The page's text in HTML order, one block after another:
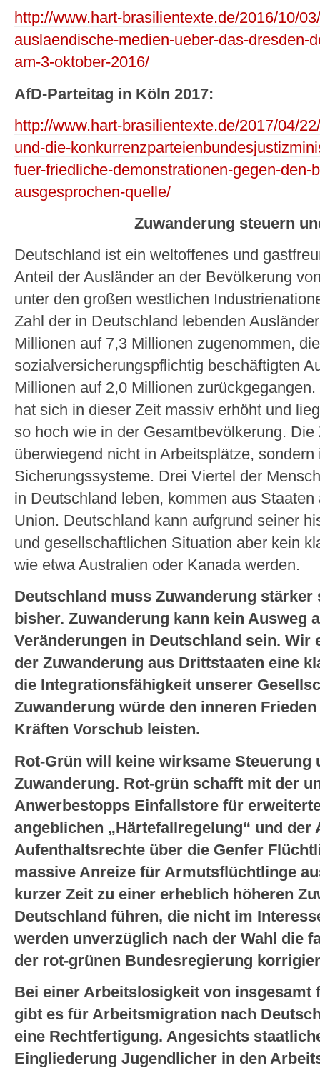
http://www.hart-brasilientexte.de/2016/10/
auslaendische-medien-ueber-das-dresden-
am-3-oktober-2016/
AfD-Parteitag in Köln 2017:
http://www.hart-brasilientexte.de/2017/04/
und-die-
fuer-friedliche-demonstrationen-gegen-den-
ausgesprochen-quelle/
Zuwanderung steuern
Deutschland ist ein weltoffenes und
Anteil der Ausländer an der Bevölkerung
unter den großen westlichen
Zahl der in Deutschland lebenden
Millionen auf 7,3 Millionen zugenommen,
sozialversicherungspflichtig beschäftigten
Millionen auf 2,0 Millionen
hat sich in dieser Zeit massiv erhöht und
so hoch wie in der Gesamtbevölkerung.
überwiegend nicht in Arbeitsplätze,
Sicherungssysteme. Drei Viertel der
in Deutschland leben, kommen aus
Union. Deutschland kann aufgrund seiner
und gesellschaftlichen Situation aber kein
wie etwa Australien oder Kanada werden.
Deutschland muss Zuwanderung stärker
bisher. Zuwanderung kann kein Ausweg
Veränderungen in Deutschland sein. Wir
der Zuwanderung aus Drittstaaten eine
die Integrationsfähigkeit unserer
Zuwanderung würde den inneren
Kräften Vorschub leisten.
Rot-Grün will keine wirksame Steuerung
Zuwanderung. Rot-grün schafft mit der
Anwerbestopps Einfallstore für
angeblichen „Härtefallregelung“ und der
Aufenthaltsrechte über die Genfer
massive Anreize für Armutsflüchtlinge
kurzer Zeit zu einer erheblich höheren
Deutschland führen, die nicht im
werden unverzüglich nach der Wahl die
der rot-grünen Bundesregierung
Bei einer Arbeitslosigkeit von insgesamt
gibt es für Arbeitsmigration nach
eine Rechtfertigung. Angesichts
Eingliederung Jugendlicher in den